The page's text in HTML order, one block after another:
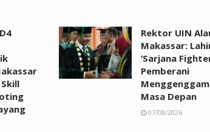
Rektor UIN
Makassar:
‘Sarjana
Pemberani
Menggenggam
Masa Depan
07/08/2026